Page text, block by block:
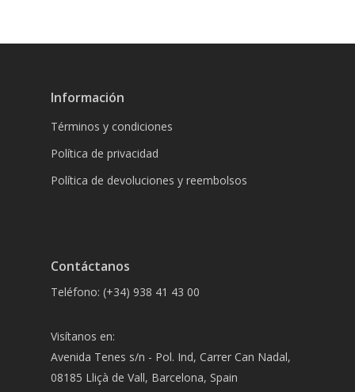
Información
Términos y condiciones
Política de privacidad
Política de devoluciones y reembolsos
Contáctanos
Teléfono: (+34) 938 41 43 00
Visítanos en:
Avenida Tenes s/n - Pol. Ind, Carrer Can Nadal,
08185 Lliçà de Vall, Barcelona, Spain